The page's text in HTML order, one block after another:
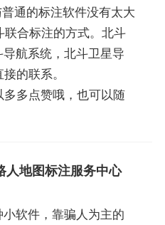
通的标注软件没有太大
合标注的方式。北斗
航系统，北斗卫星导
的联系。
多点赞哦，也可以随
人地图标注服务中心
软件，靠骗人为主的